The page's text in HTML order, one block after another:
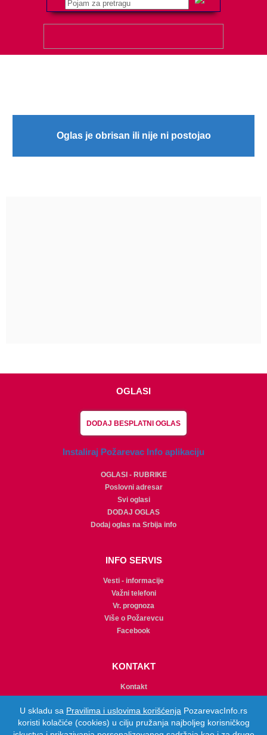
Oglas je obrisan ili nije ni postojao
OGLASI
DODAJ BESPLATNI OGLAS
Instaliraj Požarevac Info aplikaciju
OGLASI - RUBRIKE
Poslovni adresar
Svi oglasi
DODAJ OGLAS
Dodaj oglas na Srbija info
INFO SERVIS
Vesti - informacije
Važni telefoni
Vr. prognoza
Više o Požarevcu
Facebook
KONTAKT
Kontakt
Najčešća pitanja
Pravila korišćenja
U skladu sa Pravilima i uslovima korišćenja PozarevacInfo.rs
koristi kolačiće (cookies) u cilju pružanja najboljeg korisničkog